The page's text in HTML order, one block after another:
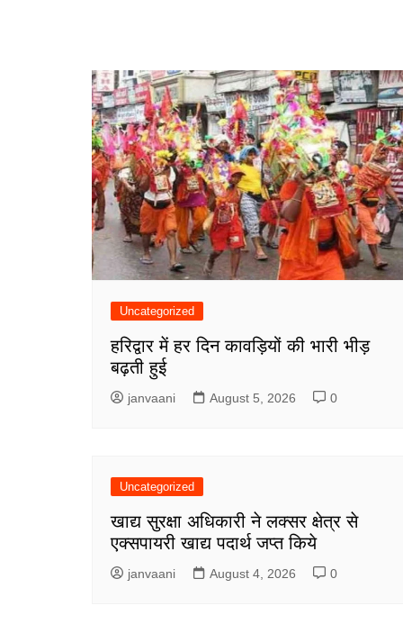
Uncategorized
हरिद्वार में हर दिन कावड़ियों की भारी भीड़
बढ़ती हुई
janvaani August 5, 2026 0
Uncategorized
खाद्य सुरक्षा अधिकारी ने लक्सर क्षेत्र से
एक्सपायरी खाद्य पदार्थ जप्त किये
janvaani August 4, 2026 0